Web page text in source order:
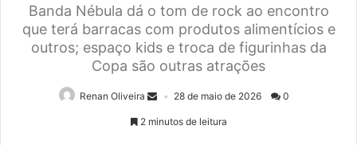
Banda Nébula dá o tom de rock ao encontro
que terá barracas com produtos alimentícios e
outros; espaço kids e troca de figurinhas da
Copa são outras atrações
Renan Oliveira 28 de maio de 2026 0
2 minutos de leitura